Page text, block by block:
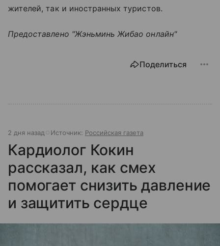
жителей, так и иностранных туристов.
Предоставлено "Жэньминь Жибао онлайн"
Поделиться
2 дня назад Источник: Российская газета
Кардиолог Кокин
рассказал, как смех
помогает снизить давление
и защитить сердце